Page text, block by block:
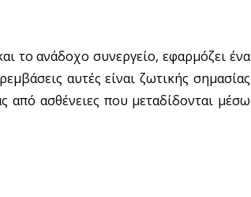
το ανάδοχο συνεργείο, εφαρμόζει ένα
αυτές είναι ζωτικής σημασίας
ασθένειες που μεταδίδονται μέσω